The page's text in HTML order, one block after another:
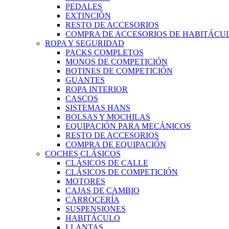
PEDALES
EXTINCIÓN
RESTO DE ACCESORIOS
COMPRA DE ACCESORIOS DE
ROPA Y SEGURIDAD
PACKS COMPLETOS
MONOS DE COMPETICIÓN
BOTINES DE COMPETICIÓN
GUANTES
ROPA INTERIOR
CASCOS
SISTEMAS HANS
BOLSAS Y MOCHILAS
EQUIPACIÓN PARA MECÁNICOS
RESTO DE ACCESORIOS
COMPRA DE EQUIPACIÓN
COCHES CLÁSICOS
CLÁSICOS DE CALLE
CLÁSICOS DE COMPETICIÓN
MOTORES
CAJAS DE CAMBIO
CARROCERÍA
SUSPENSIONES
HABITÁCULO
LLANTAS